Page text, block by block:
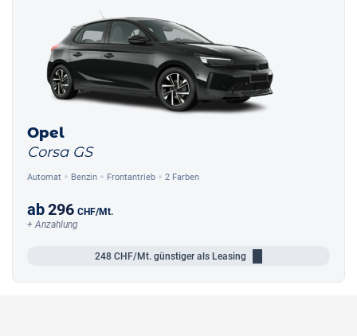
Opel
Corsa GS
Automat Benzin Frontantrieb 2 Farben
ab296 CHF/Mt.
+ Anzahlung
248 CHF/Mt. günstiger als Leasing